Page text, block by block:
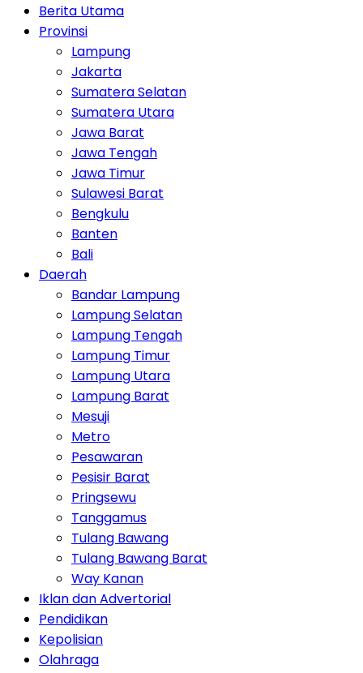
Berita Utama
Provinsi
Lampung
Jakarta
Sumatera Selatan
Sumatera Utara
Jawa Barat
Jawa Tengah
Jawa Timur
Sulawesi Barat
Bengkulu
Banten
Bali
Daerah
Bandar Lampung
Lampung Selatan
Lampung Tengah
Lampung Timur
Lampung Utara
Lampung Barat
Mesuji
Metro
Pesawaran
Pesisir Barat
Pringsewu
Tanggamus
Tulang Bawang
Tulang Bawang Barat
Way Kanan
Iklan dan Advertorial
Pendidikan
Kepolisian
Olahraga